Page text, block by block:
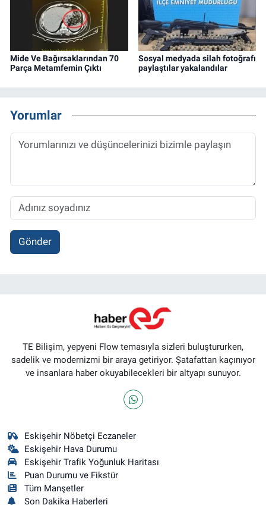
Mide Ve Bağırsaklarından 70
Parça Metamfemin Çıktı
Sosyal medyada silah fotoğrafı
paylaştılar yakalandılar
Yorumlar
Gönder
TE Bilişim, yepyeni Flow temasıyla sizleri buluştururken,
sadelik ve modernizmi bir araya getiriyor. Şatafattan kaçınıyor
ve insanlara haber okuyabilecekleri bir altyapı sunuyor.
Eskişehir Nöbetçi Eczaneler
Eskişehir Hava Durumu
Eskişehir Trafik Yoğunluk Haritası
Puan Durumu ve Fikstür
Tüm Manşetler
Son Dakika Haberleri